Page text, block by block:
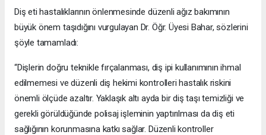
Diş eti hastalıklarının önlenmesinde düzenli ağız bakımının
büyük önem taşıdığını vurgulayan Dr. Öğr. Üyesi Bahar, sözlerini
şöyle tamamladı:
“Dişlerin doğru teknikle fırçalanması, diş ipi kullanımının ihmal
edilmemesi ve düzenli diş hekimi kontrolleri hastalık riskini
önemli ölçüde azaltır. Yaklaşık altı ayda bir diş taşı temizliği ve
gerekli görüldüğünde polisaj işleminin yaptırılması da diş eti
sağlığının korunmasına katkı sağlar. Düzenli kontroller